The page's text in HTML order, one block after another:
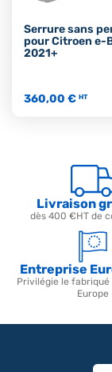
Serrure sans
pour Citroen e-
2021+
360,00 € HT
Livraison
dès 400 €HT de
Entreprise
Privilégie le
Europe